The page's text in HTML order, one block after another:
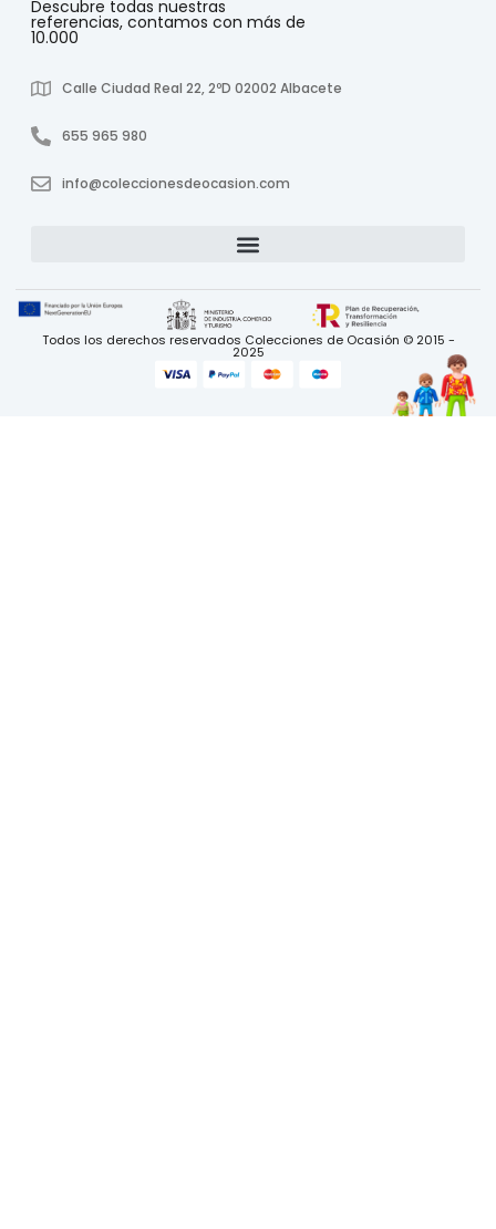
Descubre todas nuestras
referencias, contamos con más de
10.000
Calle Ciudad Real 22, 2ºD 02002 Albacete
655 965 980
info@coleccionesdeocasion.com
Todos los derechos reservados Colecciones de Ocasión © 2015 -
2025